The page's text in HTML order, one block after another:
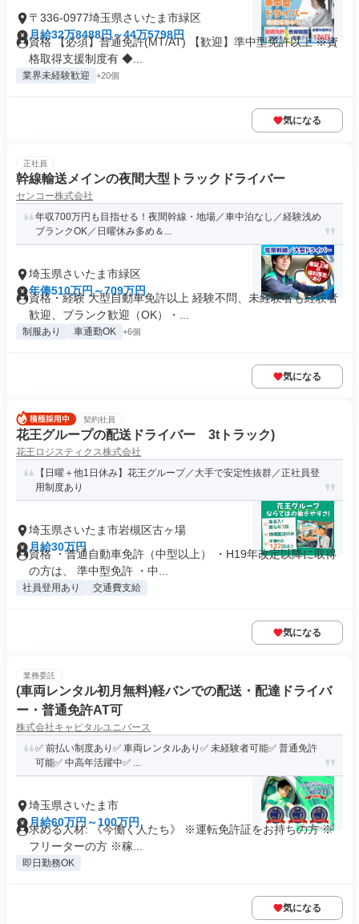
〒336-0977埼玉県さいたま市緑区
月給32万8488円～44万5798円
資格 【必須】普通免許(MT/AT) 【歓迎】準中型免許以上 ※資
格取得支援制度有 ◆...
業界未経験歓迎 +20個
気になる
正社員
幹線輸送メインの夜間大型トラックドライバー
センコー株式会社
年収700万円も目指せる！夜間幹線・地場／車中泊なし／経験浅め
ブランクOK／日曜休み多め＆...
埼玉県さいたま市緑区
年俸510万円～709万円
資格・経験 大型自動車免許以上 経験不問、未経験者も経験者
歓迎、ブランク歓迎（OK）・...
制服あり 車通勤OK +6個
気になる
契約社員
花王グループの配送ドライバー 3tトラック)
花王ロジスティクス株式会社
【日曜＋他1日休み】花王グループ／大手で安定性抜群／正社員登
用制度あり
埼玉県さいたま市岩槻区古ヶ場
月給30万円
資格 ・普通自動車免許（中型以上） ・H19年改定以降に取得
の方は、 準中型免許 ・中...
社員登用あり 交通費支給
気になる
業務委託
(車両レンタル初月無料)軽バンでの配送・配達ドライバ
ー・普通免許AT可
株式会社キャピタルユニバース
✅ 前払い制度あり✅ 車両レンタルあり✅ 未経験者可能✅ 普通免許
可能✅ 中高年活躍中✅ ...
埼玉県さいたま市
月給60万円～100万円
求める人材: 《今働く人たち》 ※運転免許証をお持ちの方 ※
フリーターの方 ※稼...
即日勤務OK
気になる